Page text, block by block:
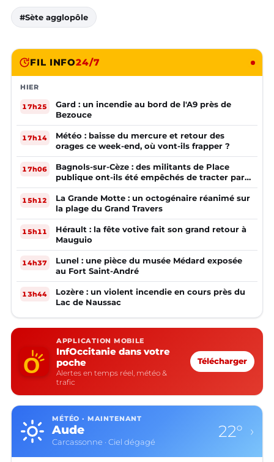
#Sète agglopôle
FIL INFO24/7
HIER
17h25
Gard : un incendie au bord de l'A9 près de
Bezouce
17h14
Météo : baisse du mercure et retour des
orages ce week-end, où vont-ils frapper ?
17h06
Bagnols-sur-Cèze : des militants de Place
publique ont-ils été empêchés de tracter par
la mairie ?
15h12
La Grande Motte : un octogénaire réanimé sur
la plage du Grand Travers
15h11
Hérault : la fête votive fait son grand retour à
Mauguio
14h37
Lunel : une pièce du musée Médard exposée
au Fort Saint-André
13h44
Lozère : un violent incendie en cours près du
Lac de Naussac
APPLICATION MOBILE
InfOccitanie dans votre
poche
Alertes en temps réel, météo &
trafic
Télécharger
MÉTÉO · MAINTENANT
Aude
Carcassonne · Ciel dégagé
22° ›